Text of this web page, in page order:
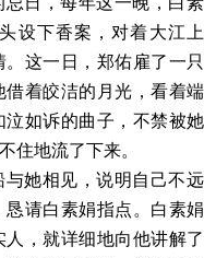
设下香案，对着大江上
这一日，郑佑雇了一只
着皎洁的月光，看着端
如诉的曲子，不禁被她
住地流了下来。
她相见，说明自己不远
请白素娟指点。白素娟
，就详细地向他讲解了